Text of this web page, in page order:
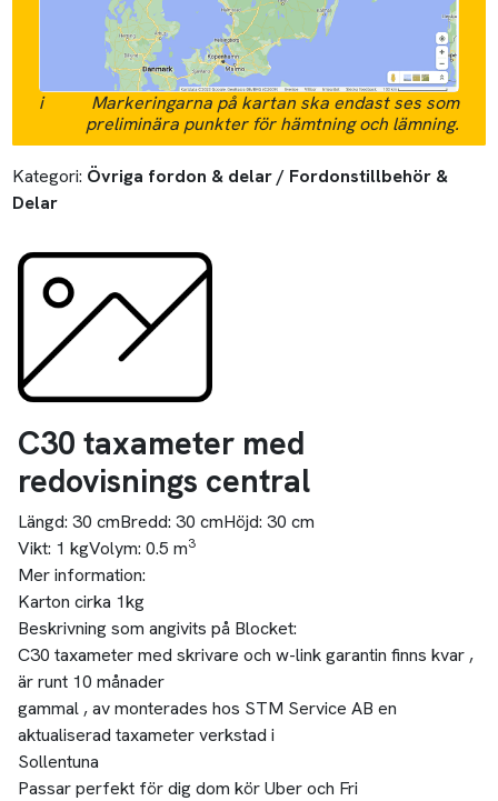
i
Markeringarna på kartan ska endast ses som
preliminära punkter för hämtning och lämning.
Kategori: Övriga fordon & delar / Fordonstillbehör &
Delar
C30 taxameter med
redovisnings central
Längd: 30 cmBredd: 30 cmHöjd: 30 cm
Vikt: 1 kgVolym: 0.5 m3
Mer information:
Karton cirka 1kg
Beskrivning som angivits på Blocket:
C30 taxameter med skrivare och w-link garantin finns kvar ,
är runt 10 månader
gammal , av monterades hos STM Service AB en
aktualiserad taxameter verkstad i
Sollentuna
Passar perfekt för dig dom kör Uber och Fri